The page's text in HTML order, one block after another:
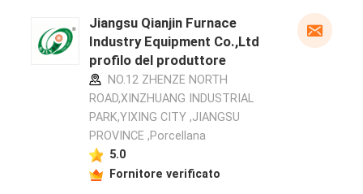
Jiangsu Qianjin Furnace
Industry Equipment Co.,Ltd
profilo del produttore
NO.12 ZHENZE NORTH
ROAD,XINZHUANG INDUSTRIAL
PARK,YIXING CITY ,JIANGSU
PROVINCE ,Porcellana
5.0
Fornitore verificato